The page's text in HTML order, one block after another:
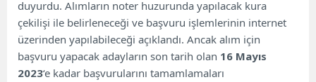
duyurdu. Alımların noter huzurunda yapılacak kura
çekilişi ile belirleneceği ve başvuru işlemlerinin internet
üzerinden yapılabileceği açıklandı. Ancak alım için
başvuru yapacak adayların son tarih olan 16 Mayıs
2023‘e kadar başvurularını tamamlamaları